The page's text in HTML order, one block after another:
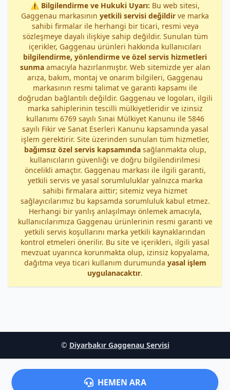
⚠️ Bilgilendirme ve Hukuki Uyarı: Bu web sitesi,
Gaggenau markasının yetkili servisi değildir ve marka
sahibi firmalar ile herhangi bir ticari, resmi veya
sözleşmeye dayalı ilişkiye sahip değildir. Sunulan tüm
içerikler, Gaggenau ürünleri hakkında kullanıcıları
bilgilendirme, yönlendirme ve özel servis hizmetleri
sunmaamacıyla hazırlanmıştır. Web sitemizde yer alan
arıza, bakım, montaj ve onarım bilgileri, Gaggenau
markasının resmi talimat ve garanti kapsamı ile
doğrudan bağlantılı değildir. Gaggenau ve logoları, ilgili
marka sahiplerinin tescilli mülkiyetleridir ve izinsiz
kullanımı 6769 sayılı Sınai Mülkiyet Kanunu ile 5846
sayılı Fikir ve Sanat Eserleri Kanunu kapsamında yasal
işlem gerektirir. Site üzerinden sunulan tüm hizmetler,
bağımsız özel servis kapsamındasağlanmakta olup,
kullanıcıların güvenliği ve doğru bilgilendirilmesi
öncelikli amaçtır. Gaggenau markası ile ilgili garanti,
yetkili servis ve yasal sorumluluklar yalnızca marka
sahibi firmalara aittir; sitemiz veya hizmet
sağlayıcılarımız bu kapsamda sorumluluk kabul etmez.
Herhangi bir yanlış anlaşılmayı önlemek amacıyla,
kullanıcılarımıza Gaggenau ürünlerinin resmi garanti ve
yetkili servis koşullarını marka yetkili kaynaklarından
kontrol etmeleri önerilir. Bu site ve içerikleri, ilgili yasal
mevzuat uyarınca korunmakta olup, izinsiz kopyalama,
dağıtma veya ticari kullanım durumunda yasal işlem
uygulanacaktır.
© Diyarbakır Gaggenau Servisi
HEMEN ARA